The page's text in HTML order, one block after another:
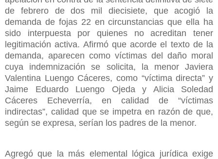
de febrero de dos mil diecisiete, que acogió la
demanda de fojas 22 en circunstancias que ella ha
sido interpuesta por quienes no acreditan tener
legitimación activa. Afirmó que acorde el texto de la
demanda, aparecen como víctimas del daño moral
cuya indemnización se solicita, la menor Javiera
Valentina Luengo Cáceres, como “víctima directa” y
Jaime Eduardo Luengo Ojeda y Alicia Soledad
Cáceres Echeverría, en calidad de “víctimas
indirectas”, calidad que se impetra en razón de que,
según se expresa, serían los padres de la menor.
Agregó que la más elemental lógica jurídica exige